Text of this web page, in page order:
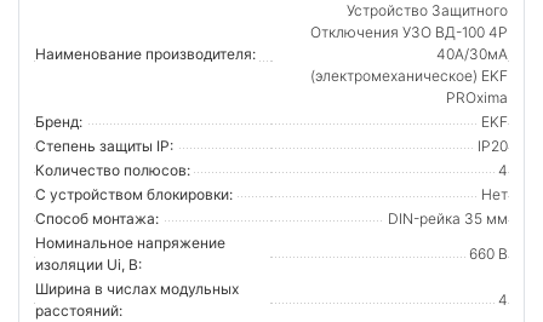
Наименование производителя:
Устройство Защитного
Отключения УЗО ВД-100 4P
40А/30мА
(электромеханическое) EKF
PROxima
Бренд:
EKF
Степень защиты IP:
IP20
Количество полюсов:
4
С устройством блокировки:
Нет
Способ монтажа:
DIN-рейка 35 мм
Номинальное напряжение
изоляции Ui, В:
660 В
Ширина в числах модульных
расстояний:
4